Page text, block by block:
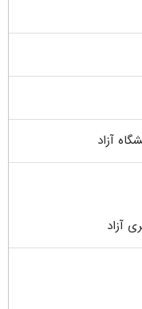
آزاد
آزاد